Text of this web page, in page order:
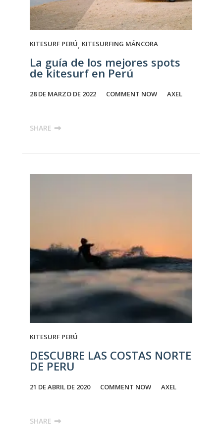
KITESURF PERÚ, KITESURFING MÁNCORA
La guía de los mejores spots
de kitesurf en Perú
28 DE MARZO DE 2022 COMMENT NOW AXEL
SHARE
KITESURF PERÚ
DESCUBRE LAS COSTAS NORTE
DE PERU
21 DE ABRIL DE 2020 COMMENT NOW AXEL
SHARE